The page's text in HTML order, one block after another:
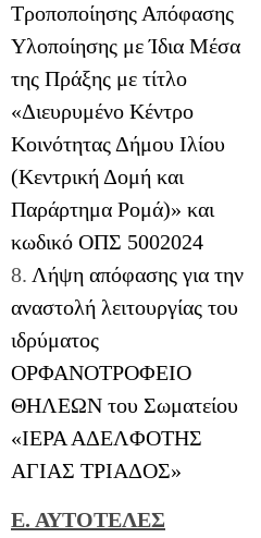
Τροποποίησης Απόφασης
Υλοποίησης με Ίδια Μέσα
της Πράξης με τίτλο
«Διευρυμένο Κέντρο
Κοινότητας Δήμου Ιλίου
(Κεντρική Δομή και
Παράρτημα Ρομά)» και
κωδικό ΟΠΣ 5002024
8. Λήψη απόφασης για την
αναστολή λειτουργίας του
ιδρύματος
ΟΡΦΑΝΟΤΡΟΦΕΙΟ
ΘΗΛΕΩΝ του Σωματείου
«ΙΕΡΑ ΑΔΕΛΦΟΤΗΣ
ΑΓΙΑΣ ΤΡΙΑΔΟΣ»
Ε. ΑΥΤΟΤΕΛΕΣ